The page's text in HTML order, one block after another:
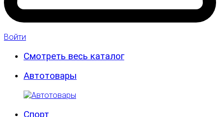
Войти
Смотреть весь каталог
Автотовары
Спорт